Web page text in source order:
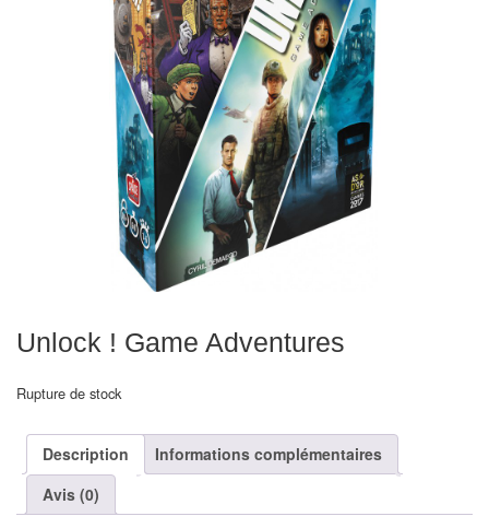
Echiquiers
Echiquiers
électroniques
Echiquiers
Ecoles
clubs
Echiquiers
muraux/Plein
air
Unlock ! Game Adventures
Rupture de stock
Description
Informations complémentaires
Avis (0)